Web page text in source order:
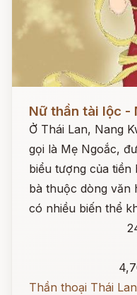
Nữ thần tài lộc -
Ở Thái Lan, Nang
gọi là Mẹ Ngoắc,
biểu tượng của
bà thuộc dòng văn
có nhiều biến thể
Thần thoại Thái Lan